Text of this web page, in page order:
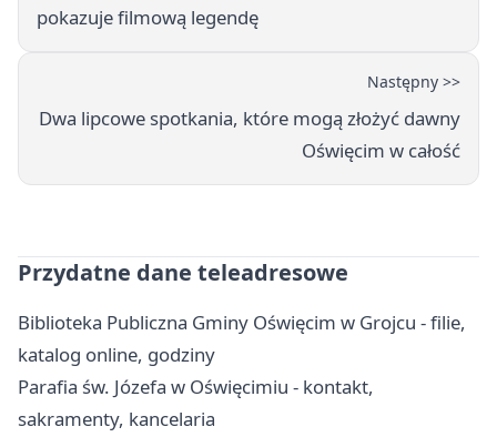
pokazuje filmową legendę
Następny >>
Dwa lipcowe spotkania, które mogą złożyć dawny
Oświęcim w całość
Przydatne dane teleadresowe
Biblioteka Publiczna Gminy Oświęcim w Grojcu - filie,
katalog online, godziny
Parafia św. Józefa w Oświęcimiu - kontakt,
sakramenty, kancelaria